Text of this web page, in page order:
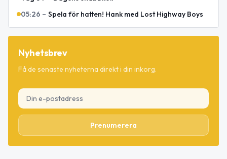
05:26 – Spela för hatten! Hank med Lost Highway Boys
Nyhetsbrev
Få de senaste nyheterna direkt i din inkorg.
Prenumerera